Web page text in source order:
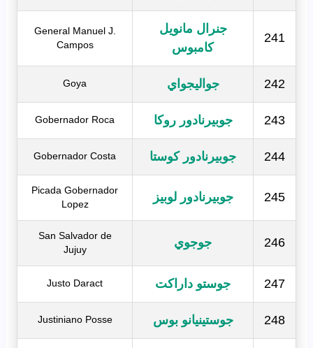
241
جنرال مانويل
كامبوس
General Manuel J.
Campos
242 جواليجواي Goya
243 جوبيرنادور روكا Gobernador Roca
244 جوبيرنادور كوستا Gobernador Costa
245 جوبيرنادور لوبيز
Picada Gobernador
Lopez
246 جوجوي
San Salvador de
Jujuy
247 جوستو داراكت Justo Daract
248 جوستينيانو بوس Justiniano Posse